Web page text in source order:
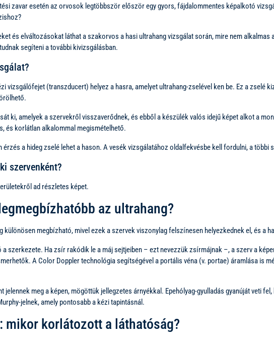
zavar esetén az orvosok legtöbbször először egy gyors, fájdalommentes képalkotó
és elváltozásokat láthat a szakorvos a hasi ultrahang vizsgálat során, mire nem
segíteni a további kivizsgálásban.
vizsgálófejet (transzducert) helyez a hasra, amelyet ultrahang-zselével ken be. Ez a zselé
ki, amelyek a szervekről visszaverődnek, és ebből a készülék valós idejű képet alkot a
és korlátlan alkalommal megismételhető.
a hideg zselé lehet a hason. A vesék vizsgálatához oldalfekvésbe kell fordulni, a többi
szervenként?
ad részletes képet.
az ultrahang?
különösen megbízható, mivel ezek a szervek viszonylag felszínesen helyezkednek el, és a
szerkezete. Ha zsír rakódik le a máj sejtjeiben – ezt nevezzük zsírmájnak –, a szerv a
A Color Doppler technológia segítségével a portális véna (v. portae) áramlása is
meg a képen, mögöttük jellegzetes árnyékkal. Epehólyag-gyulladás gyanúját veti
jelnek, amely pontosabb a kézi tapintásnál.
mikor korlátozott a láthatóság?